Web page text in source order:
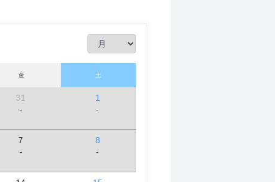
金 土
31
-
1
-
7
-
8
-